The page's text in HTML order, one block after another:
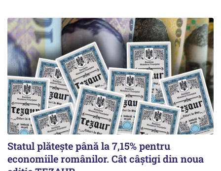
Statul plătește până la 7,15% pentru
economiile românilor. Cât câștigi din noua